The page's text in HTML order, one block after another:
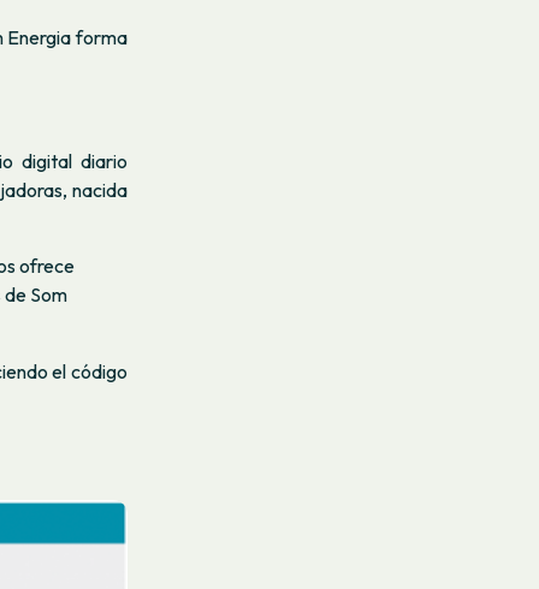
Energiaforma
digital diario
nacida
ofrece
Som
el código